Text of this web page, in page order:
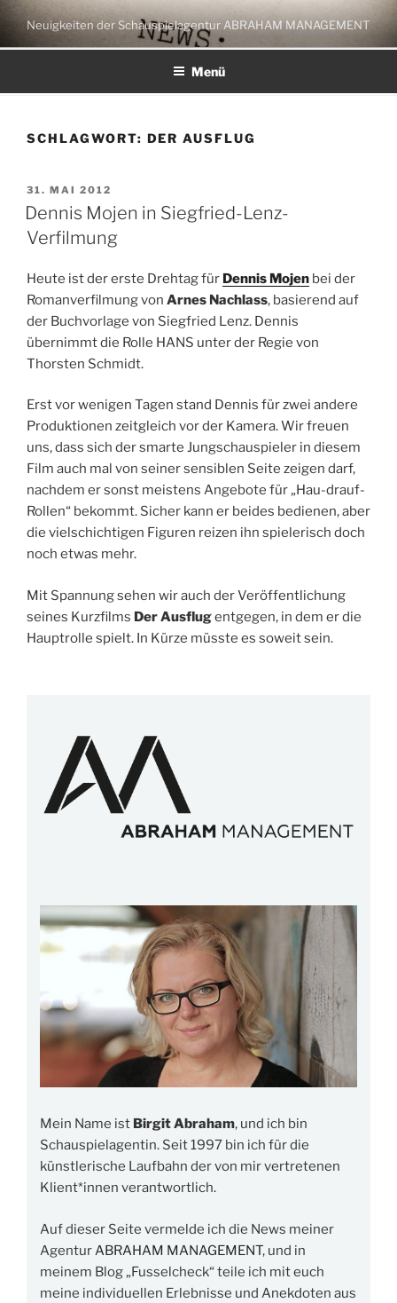
Zum
Inhalt
springen
Neuigkeiten der Schauspielagentur ABRAHAM MANAGEMENT
Menü
SCHLAGWORT: DER AUSFLUG
VERÖFFENTLICHT
AM
31. MAI 2012
Dennis Mojen in Siegfried-Lenz-
Verfilmung
Heute ist der erste Drehtag für Dennis Mojen bei der
Romanverfilmung von Arnes Nachlass, basierend auf
der Buchvorlage von Siegfried Lenz. Dennis
übernimmt die Rolle HANS unter der Regie von
Thorsten Schmidt.
Erst vor wenigen Tagen stand Dennis für zwei andere
Produktionen zeitgleich vor der Kamera. Wir freuen
uns, dass sich der smarte Jungschauspieler in diesem
Film auch mal von seiner sensiblen Seite zeigen darf,
nachdem er sonst meistens Angebote für „Hau-drauf-
Rollen“ bekommt. Sicher kann er beides bedienen, aber
die vielschichtigen Figuren reizen ihn spielerisch doch
noch etwas mehr.
Mit Spannung sehen wir auch der Veröffentlichung
seines Kurzfilms Der Ausflugentgegen, in dem er die
Hauptrolle spielt. In Kürze müsste es soweit sein.
Mein Name ist Birgit Abraham, und ich bin
Schauspielagentin. Seit 1997 bin ich für die
künstlerische Laufbahn der von mir vertretenen
Klient*innen verantwortlich.
Auf dieser Seite vermelde ich die News meiner
AgenturABRAHAM MANAGEMENT, und in
meinem Blog „Fusselcheck“ teile ich mit euch
meine individuellen Erlebnisse und Anekdoten aus